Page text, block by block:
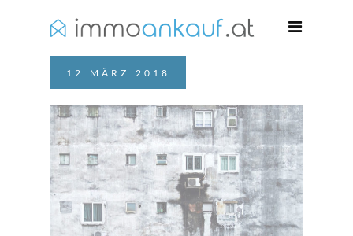
12 MÄRZ 2018